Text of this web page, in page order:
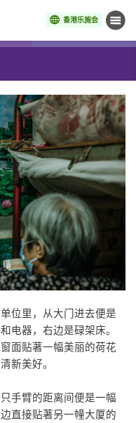
香港乐施会 菜单
位里，从大门进去便是
电器，右边是碌架床。
面贴著一幅美丽的荷花
新美好。
手臂的距离间便是一幅
直接贴著另一幢大厦的